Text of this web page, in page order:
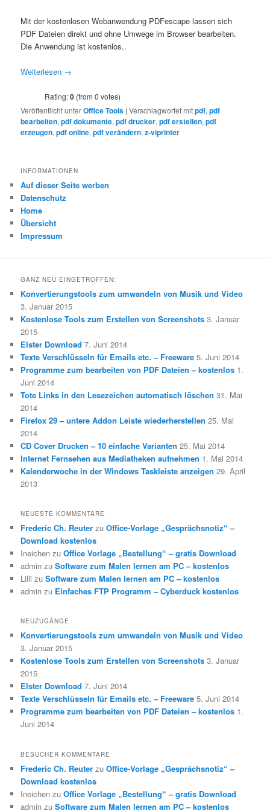
Mit der kostenlosen Webanwendung PDFescape lassen sich
PDF Dateien direkt und ohne Umwege im Browser bearbeiten.
Die Anwendung ist kostenlos..
Weiterlesen →
Rating:0 (from 0 votes)
Veröffentlicht unterOffice Tools |Verschlagwortet mitpdf,pdf
bearbeiten,pdf dokumente,pdf drucker,pdf erstellen,pdf
erzeugen,pdf online,pdf verändern,z-viprinter
INFORMATIONEN
Auf dieser Seite werben
Datenschutz
Home
Übersicht
Impressum
GANZ NEU EINGETROFFEN:
Konvertierungstools zum umwandeln von Musik und Video
3. Januar 2015
Kostenlose Tools zum Erstellen von Screenshots 3. Januar
2015
Elster Download 7. Juni 2014
Texte Verschlüsseln für Emails etc. – Freeware 5. Juni 2014
Programme zum bearbeiten von PDF Dateien – kostenlos 1.
Juni 2014
Tote Links in den Lesezeichen automatisch löschen 31. Mai
2014
Firefox 29 – untere Addon Leiste wiederherstellen 25. Mai
2014
CD Cover Drucken – 10 einfache Varianten 25. Mai 2014
Internet Fernsehen aus Mediatheken aufnehmen 1. Mai 2014
Kalenderwoche in der Windows Taskleiste anzeigen 29. April
2013
NEUESTE KOMMENTARE
Frederic Ch. Reuter zuOffice-Vorlage „Gesprächsnotiz“ –
Download kostenlos
Ineichen zuOffice Vorlage „Bestellung“ – gratis Download
admin zuSoftware zum Malen lernen am PC – kostenlos
Lilli zuSoftware zum Malen lernen am PC – kostenlos
admin zu Einfaches FTP Programm – Cyberduck kostenlos
NEUZUGÄNGE
Konvertierungstools zum umwandeln von Musik und Video
3. Januar 2015
Kostenlose Tools zum Erstellen von Screenshots 3. Januar
2015
Elster Download 7. Juni 2014
Texte Verschlüsseln für Emails etc. – Freeware 5. Juni 2014
Programme zum bearbeiten von PDF Dateien – kostenlos 1.
Juni 2014
BESUCHER KOMMENTARE
Frederic Ch. Reuter zuOffice-Vorlage „Gesprächsnotiz“ –
Download kostenlos
Ineichen zuOffice Vorlage „Bestellung“ – gratis Download
admin zuSoftware zum Malen lernen am PC – kostenlos